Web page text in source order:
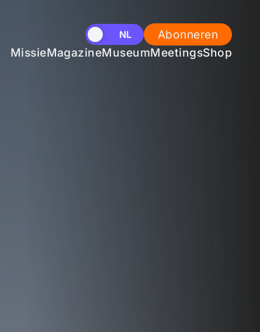
EN NL
Abonneren
MissieMagazineMuseumMeetingsShop